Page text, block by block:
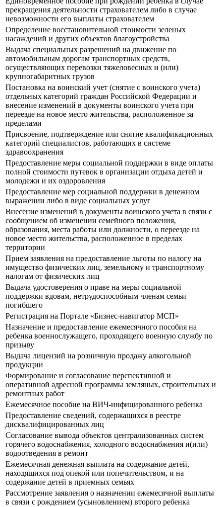
прекращения деятельности страхователем либо в случае
невозможности его выплаты страхователем
Определение восстановительной стоимости зеленых
насаждений и других объектов благоустройства
Выдача специальных разрешений на движение по
автомобильным дорогам транспортных средств,
осуществляющих перевозки тяжеловесных и (или)
крупногабаритных грузов
Постановка на воинский учет (снятие с воинского учета)
отдельных категорий граждан Российской Федерации и
внесение изменений в документы воинского учета при
переезде на новое место жительства, расположенное за
пределами
Присвоение, подтверждение или снятие квалификационных
категорий специалистов, работающих в системе
здравоохранения
Предоставление меры социальной поддержки в виде оплаты
полной стоимости путевок в организации отдыха детей и
молодежи и их оздоровления
Предоставление мер социальной поддержки в денежном
выражении либо в виде социальных услуг
Внесение изменений в документы воинского учета в связи с
сообщением об изменении семейного положения,
образования, места работы или должности, о переезде на
новое место жительства, расположенное в пределах
территории
Прием заявления на предоставление льготы по налогу на
имущество физических лиц, земельному и транспортному
налогам от физических лиц
Выдача удостоверения о праве на меры социальной
поддержки вдовам, нетрудоспособным членам семьи
погибшего
Регистрация на Портале «Бизнес-навигатор МСП»
Назначение и предоставление ежемесячного пособия на
ребенка военнослужащего, проходящего военную службу по
призыву
Выдача лицензий на розничную продажу алкогольной
продукции
Формирование и согласование перспективной и
оперативной адресной программы земляных, строительных и
ремонтных работ
Ежемесячное пособие на ВИЧ-инфицированного ребенка
Предоставление сведений, содержащихся в реестре
дисквалифицированных лиц
Согласование вывода объектов централизованных систем
горячего водоснабжения, холодного водоснабжения и(или)
водоотведения в ремонт
Ежемесячная денежная выплата на содержание детей,
находящихся под опекой или попечительством, и на
содержание детей в приемных семьях
Рассмотрение заявления о назначении ежемесячной выплаты
в связи с рождением (усыновлением) второго ребенка